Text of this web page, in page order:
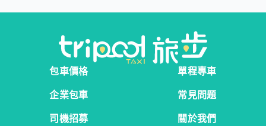
包車價格
單程專車
企業包車
常見問題
司機招募
關於我們